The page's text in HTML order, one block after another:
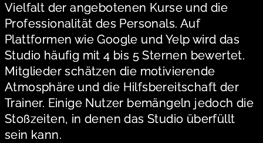
Vielfalt der angebotenen Kurse und die
Professionalität des Personals. Auf
Plattformen wie Google und Yelp wird das
Studio häufig mit 4 bis 5 Sternen bewertet.
Mitglieder schätzen die motivierende
Atmosphäre und die Hilfsbereitschaft der
Trainer. Einige Nutzer bemängeln jedoch die
Stoßzeiten, in denen das Studio überfüllt
sein kann.